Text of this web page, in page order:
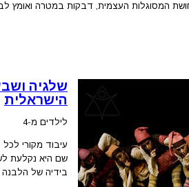
המסוגלות העצמית, דבקות במטרה ואומץ
שלגיה
הישראלית
לילדים מ-4
עיבוד מקורי
שם היא נקלעת
בידיה של